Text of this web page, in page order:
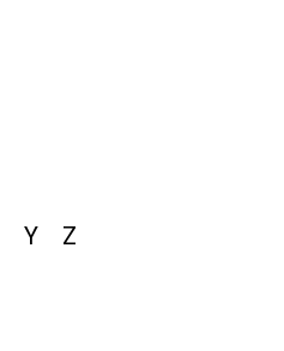
Y Z